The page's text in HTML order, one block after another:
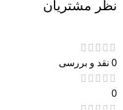
نظر مشتریان
0 نقد و بررسی
0